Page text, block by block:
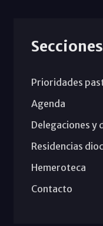
Secciones
Prioridades
Agenda
Delegaciones y
Residencias
Hemeroteca
Contacto